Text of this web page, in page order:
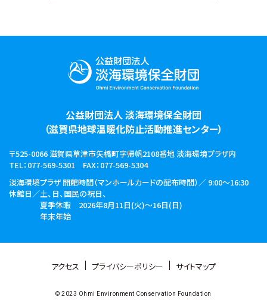
公益財団法人 淡海環境保全財団
（滋賀県地球温暖化防止活動推進センター）
〒525-0066 滋賀県草津市矢橋町字帰帆2108番地淡海環境プラザ内
TEL：077-569-5301 FAX：077-569-5304
淡海環境プラザ 開館時間（マンホールカードの配布時間）／ 9:00～16:30
休館日／土、日、国民の祝日、
夏季休暇 2026年8月11日(火)～16日(日)
年末年始
アクセス プライバシーポリシー サイトマップ
© 2023 Ohmi Environment Conservation Foundation